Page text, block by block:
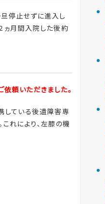
停止せずに進入し
ヵ月間入院した後約
頼いただきました。
している後遺障害専
れにより、左膝の機